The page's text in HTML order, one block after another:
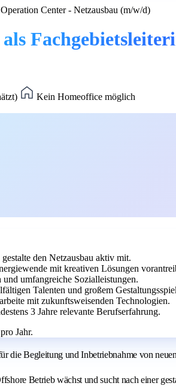
Center - Netzausbau (m/w/d)
Kein Homeoffice möglich
den Netzausbau aktiv mit.
mit kreativen Lösungen
umfangreiche Sozialleistungen.
Talenten und großem
mit zukunftsweisenden Technologien.
3 Jahre relevante Berufserfahrung.
Jahr.
die Begleitung und Inbetriebnahme von
Betrieb wächst und sucht nach einer